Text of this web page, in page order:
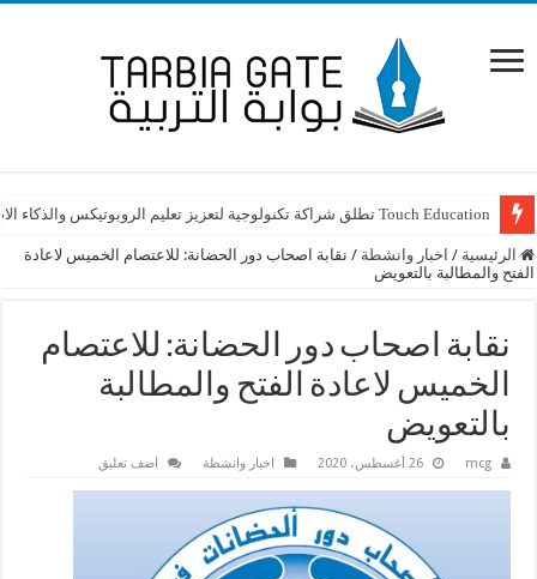
Touch Education تطلق شراكة تكنولوجية لتعزيز تعليم الروبوتيكس والذكاء الاصطناعي STEAM في لبنان
الرئيسية / اخبار وانشطة / نقابة اصحاب دور الحضانة: للاعتصام الخميس لاعادة
الفتح والمطالبة بالتعويض
نقابة اصحاب دور الحضانة: للاعتصام
الخميس لاعادة الفتح والمطالبة
بالتعويض
mcg 26 أغسطس، 2020 اخبار وانشطة اضف تعليق